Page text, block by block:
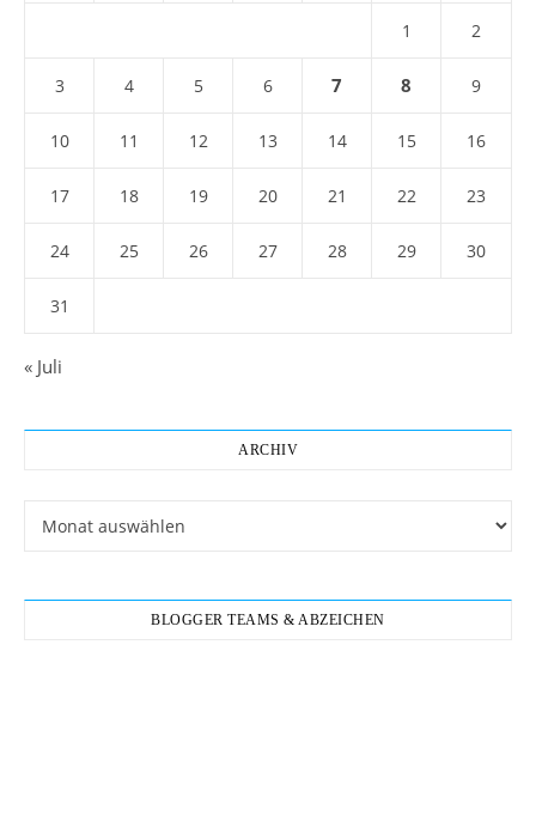
1 2
3 4 5 6 7 8 9
10 11 12 13 14 15 16
17 18 19 20 21 22 23
24 25 26 27 28 29 30
31
« Juli
ARCHIV
BLOGGER TEAMS & ABZEICHEN